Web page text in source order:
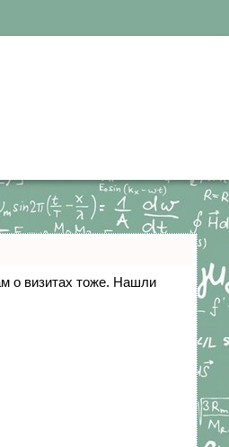
о визитах тоже. Нашли